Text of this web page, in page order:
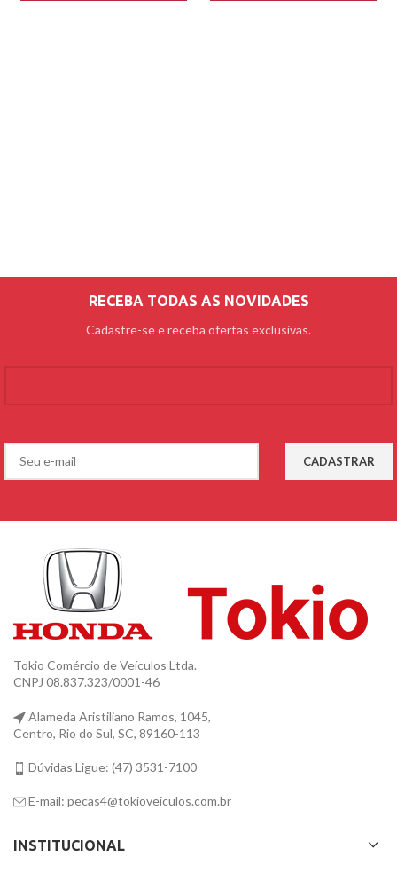
RECEBA TODAS AS NOVIDADES
Cadastre-se e receba ofertas exclusivas.
Tokio Comércio de Veículos Ltda.
CNPJ 08.837.323/0001-46
Alameda Aristiliano Ramos, 1045,
Centro, Rio do Sul, SC, 89160-113
Dúvidas Ligue: (47) 3531-7100
E-mail: pecas4@tokioveiculos.com.br
INSTITUCIONAL